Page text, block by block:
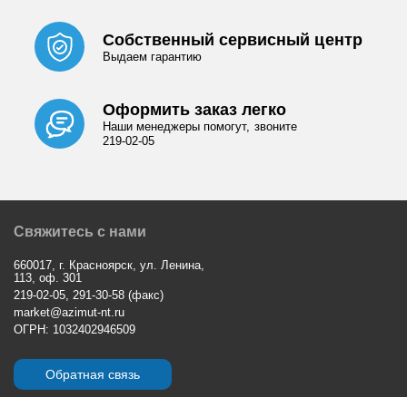
Собственный сервисный центр
Выдаем гарантию
Оформить заказ легко
Наши менеджеры помогут, звоните
219-02-05
Свяжитесь с нами
660017, г. Красноярск, ул. Ленина,
113, оф. 301
219-02-05, 291-30-58 (факс)
market@azimut-nt.ru
ОГРН: 1032402946509
Обратная связь